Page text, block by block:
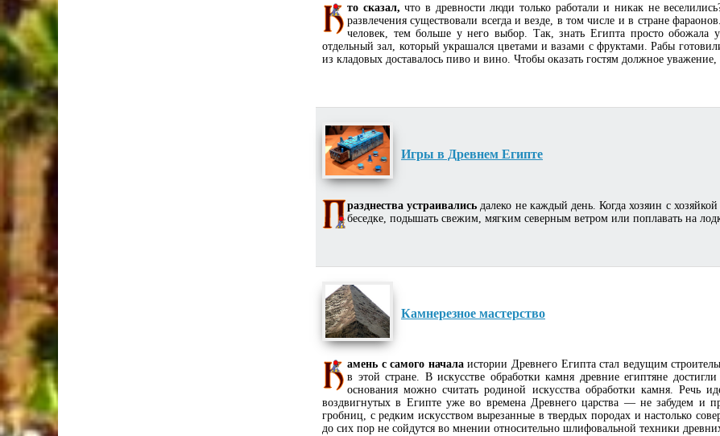
то сказал, что в древности люди только работали и никак не
развлечения существовали всегда и везде, в том числе и в стране
человек, тем больше у него выбор. Так, знать Египта просто обожала
отдельный зал, который украшался цветами и вазами с фруктами. Рабы
из кладовых доставалось пиво и вино. Чтобы оказать гостям должное
Игры в Древнем Египте
разднества устраивались далеко не каждый день. Когда хозяин с
беседке, подышать свежим, мягким северным ветром или поплавать на
Камнерезное мастерство
амень с самого началаистории Древнего Египта стал ведущим
в этой стране. В искусстве обработки камня древние египтяне
основания можно считать родиной искусства обработки камня. Речь
воздвигнутых в Египте уже во времена Древнего царства — не забудем и
гробниц, с редким искусством вырезанные в твердых породах и настолько
до сих пор не сойдутся во мнении относительно шлифовальной техники